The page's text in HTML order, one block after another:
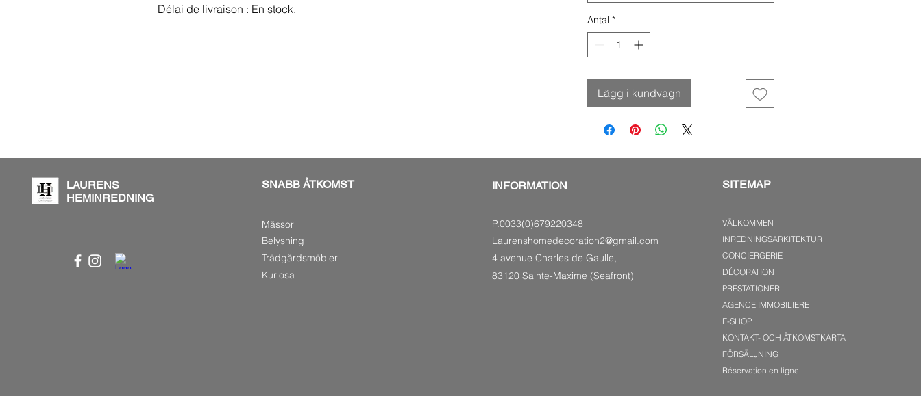
Délai de livraison : En stock.
Antal *
Lägg i kundvagn
LAURENS
HEMINREDNING
SNABB ÅTKOMST
Mässor
Belysning
Trädgårdsmöbler
Kuriosa
INFORMATION
P.0033(0)679220348
Laurenshomedecoration2@gmail.com
4 avenue Charles de Gaulle,
83120 Sainte-Maxime (Seafront)
SITEMAP
VÄLKOMMEN
INREDNINGSARKITEKTUR
CONCIERGERIE
DÉCORATION
PRESTATIONER
AGENCE IMMOBILIERE
E-SHOP
KONTAKT- OCH ÅTKOMSTKARTA
FÖRSÄLJNING
Réservation en ligne